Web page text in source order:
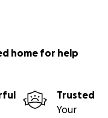
home for help
Trusted
Your